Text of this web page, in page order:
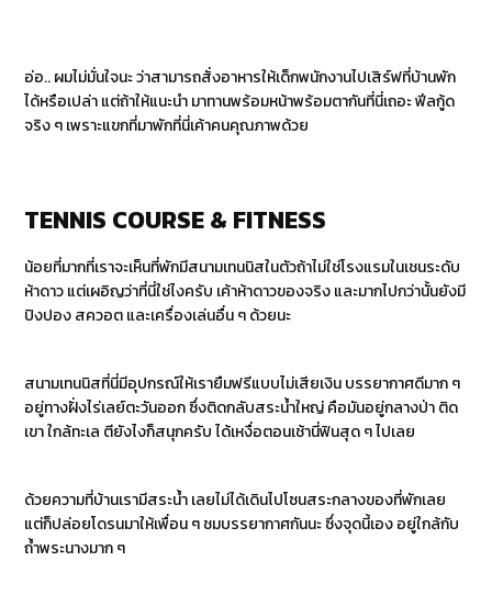
อ่อ.. ผมไม่มั่นใจนะ ว่าสามารถสั่งอาหารให้เด็กพนักงานไปเสิร์ฟที่บ้านพัก
ได้หรือเปล่า แต่ถ้าให้แนะนำ มาทานพร้อมหน้าพร้อมตากันที่นี่เถอะ ฟีลกู้ด
จริง ๆ เพราะแขกที่มาพักที่นี่เค้าคนคุณภาพด้วย
TENNIS COURSE & FITNESS
น้อยที่มากที่เราจะเห็นที่พักมีสนามเทนนิสในตัวถ้าไม่ใช่โรงแรมในเชนระดับ
ห้าดาว แต่เผอิญว่าที่นี่ใช่ไงครับ เค้าห้าดาวของจริง และมากไปกว่านั้นยังมี
ปิงปอง สควอต และเครื่องเล่นอื่น ๆ ด้วยนะ
สนามเทนนิสที่นี่มีอุปกรณ์ให้เรายืมฟรีแบบไม่เสียเงิน บรรยากาศดีมาก ๆ
อยู่ทางฝั่งไร่เลย์ตะวันออก ซึ่งติดกลับสระน้ำใหญ่ คือมันอยู่กลางป่า ติด
เขา ใกล้ทะเล ตียังไงก็สนุกครับ ได้เหงื่อตอนเช้านี่ฟินสุด ๆ ไปเลย
ด้วยความที่บ้านเรามีสระน้ำ เลยไม่ได้เดินไปโซนสระกลางของที่พักเลย
แต่ก็ปล่อยโดรนมาให้เพื่อน ๆ ชมบรรยากาศกันนะ ซึ่งจุดนี้เอง อยู่ใกล้กับ
ถ้ำพระนางมาก ๆ